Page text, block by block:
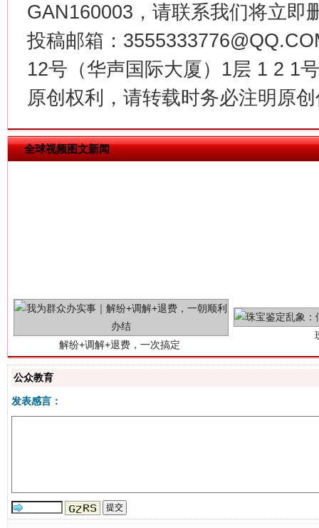
GAN160003，请联系我们将立即
投稿邮箱：
12号（华声国际大厦）1层 1 2 1
原创权利，请转载时务必注明原
全球视频图文新闻
揭批美国五大"原罪" "炒
公众教育
发表感言：